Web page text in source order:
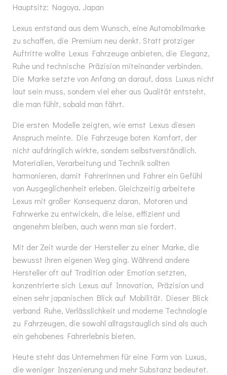
Hauptsitz: Nagoya, Japan
Lexus entstand aus dem Wunsch, eine Automobilmarke
zu schaffen, die Premium neu denkt. Statt protziger
Auftritte wollte Lexus Fahrzeuge anbieten, die Eleganz,
Ruhe und technische Präzision miteinander verbinden.
Die Marke setzte von Anfang an darauf, dass Luxus nicht
laut sein muss, sondern viel eher aus Qualität entsteht,
die man fühlt, sobald man fährt.
Die ersten Modelle zeigten, wie ernst Lexus diesen
Anspruch meinte. Die Fahrzeuge boten Komfort, der
nicht aufdringlich wirkte, sondern selbstverständlich.
Materialien, Verarbeitung und Technik sollten
harmonieren, damit Fahrerinnen und Fahrer ein Gefühl
von Ausgeglichenheit erleben. Gleichzeitig arbeitete
Lexus mit großer Konsequenz daran, Motoren und
Fahrwerke zu entwickeln, die leise, effizient und
angenehm bleiben, auch wenn man sie fordert.
Mit der Zeit wurde der Hersteller zu einer Marke, die
bewusst ihren eigenen Weg ging. Während andere
Hersteller oft auf Tradition oder Emotion setzten,
konzentrierte sich Lexus auf Innovation, Präzision und
einen sehr japanischen Blick auf Mobilität. Dieser Blick
verband Ruhe, Verlässlichkeit und moderne Technologie
zu Fahrzeugen, die sowohl alltagstauglich sind als auch
ein gehobenes Fahrerlebnis bieten.
Heute steht das Unternehmen für eine Form von Luxus,
die weniger Inszenierung und mehr Substanz bedeutet.